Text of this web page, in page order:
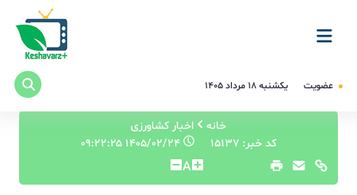
عضویت یکشنبه ۱۸ مرداد ۱۴۰۵
خانه
اخبار کشاورزی
کد خبر: 15137
۱۴۰۵/۰۲/۲۴ ۰۹:۲۲:۲۵
A